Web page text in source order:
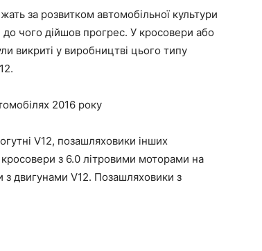
за розвитком автомобільної культури
чого дійшов прогрес. У кросовери або
викриті у виробництві цього типу
2016 року
V12, позашляховики інших
з 6.0 літровими моторами на
з двигунами V12. Позашляховики з